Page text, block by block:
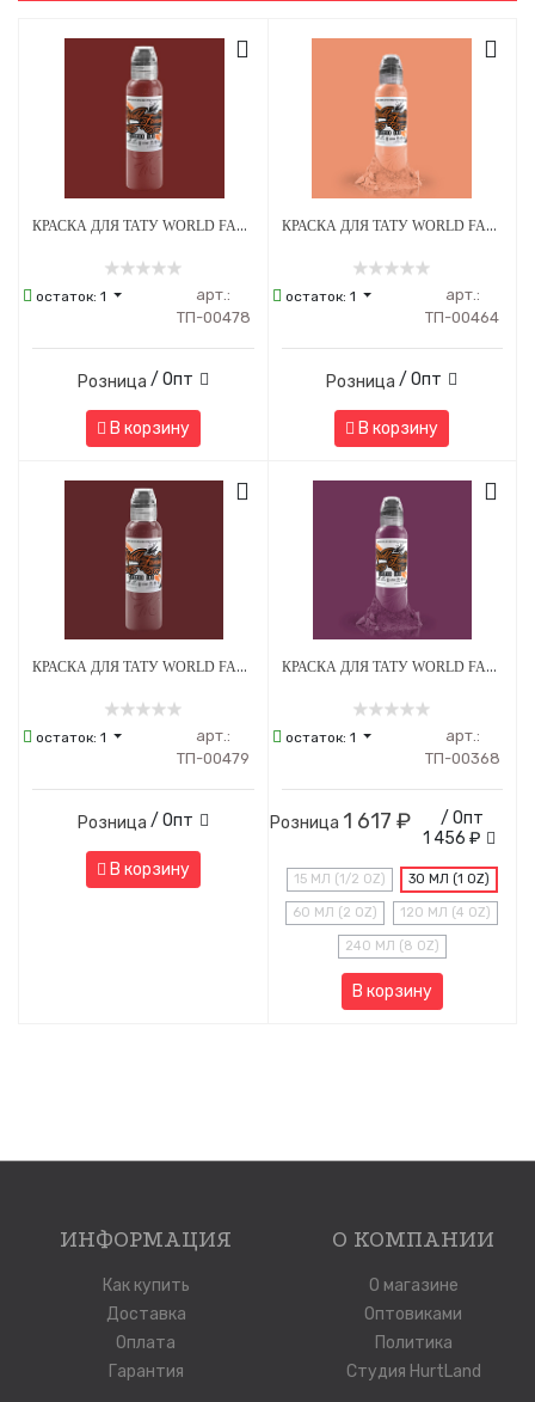
КРАСКА ДЛЯ ТАТУ WORLD FAMOUS DIMA NBK - FIRE RED #3 - 30МЛ
остаток:1
арт.:
ТП-00478
Розница / Опт
В корзину
КРАСКА ДЛЯ ТАТУ WORLD FAMOUS SANDRA DAUKSHTA HOPELESS ROMANCE - DRY PETALS - 30МЛ
остаток: 1
арт.:
ТП-00464
Розница / Опт
В корзину
КРАСКА ДЛЯ ТАТУ WORLD FAMOUS DIMA NBK - FIRE RED #4 - 30МЛ
остаток:1
арт.:
ТП-00479
Розница / Опт
В корзину
КРАСКА ДЛЯ ТАТУ WORLD FAMOUS BLACKBERRY
остаток: 1
арт.:
ТП-00368
Розница 1 617 ₽
/ Опт
1 456 ₽
15 МЛ (1/2 OZ) 30 МЛ (1 OZ)
60 МЛ (2 OZ) 120 МЛ (4 OZ)
240 МЛ (8 OZ)
В корзину
ИНФОРМАЦИЯ
Как купить
Доставка
Оплата
Гарантия
О КОМПАНИИ
О магазине
Оптовиками
Политика
Студия HurtLand